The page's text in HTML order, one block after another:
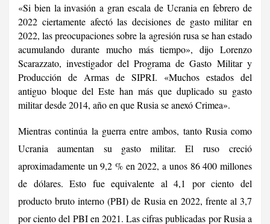
«Si bien la invasión a gran escala de Ucrania en febrero de
2022 ciertamente afectó las decisiones de gasto militar en
2022, las preocupaciones sobre la agresión rusa se han estado
acumulando durante mucho más tiempo», dijo Lorenzo
Scarazzato, investigador del Programa de Gasto Militar y
Producción de Armas de SIPRI. «Muchos estados del
antiguo bloque del Este han más que duplicado su gasto
militar desde 2014, año en que Rusia se anexó Crimea».
Mientras continúa la guerra entre ambos, tanto Rusia como
Ucrania aumentan su gasto militar. El ruso creció
aproximadamente un 9,2 % en 2022, a unos 86 400 millones
de dólares. Esto fue equivalente al 4,1 por ciento del
producto bruto interno (PBI) de Rusia en 2022, frente al 3,7
por ciento del PBI en 2021. Las cifras publicadas por Rusia a